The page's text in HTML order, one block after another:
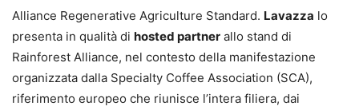
Alliance Regenerative Agriculture Standard. Lavazza lo
presenta in qualità di hosted partner allo stand di
Rainforest Alliance, nel contesto della manifestazione
organizzata dalla Specialty Coffee Association (SCA),
riferimento europeo che riunisce l’intera filiera, dai